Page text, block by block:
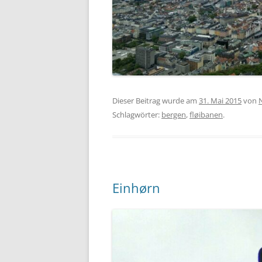
Dieser Beitrag wurde am 31. Mai 2015von
Schlagwörter: bergen,fløibanen.
Einhørn